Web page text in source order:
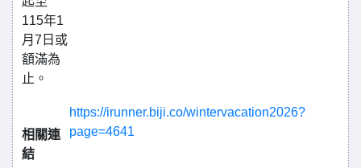
115年1
月7日或
額滿為
止。
相關連
結
https://irunner.biji.co/wintervacation2026?
page=4641